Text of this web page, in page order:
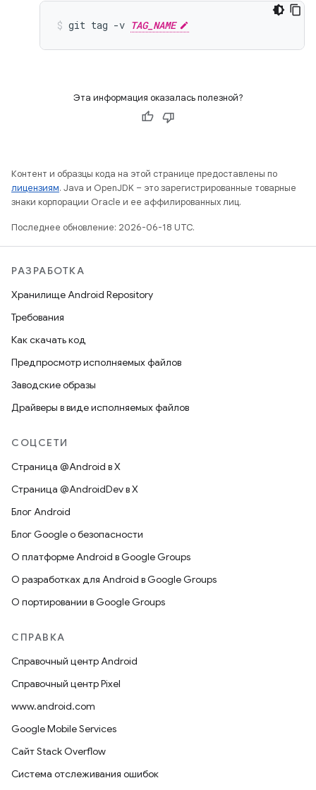
git tag -v TAG_NAME
Эта информация оказалась полезной?
Контент и образцы кода на этой странице предоставлены по
лицензиям. Java и OpenJDK – это зарегистрированные товарные
знаки корпорации Oracle и ее аффилированных лиц.
Последнее обновление: 2026-06-18 UTC.
РАЗРАБОТКА
Хранилище Android Repository
Требования
Как скачать код
Предпросмотр исполняемых файлов
Заводские образы
Драйверы в виде исполняемых файлов
СОЦСЕТИ
Страница @Android в X
Страница @AndroidDev в X
Блог Android
Блог Google о безопасности
О платформе Android в Google Groups
О разработках для Android в Google Groups
О портировании в Google Groups
СПРАВКА
Справочный центр Android
Справочный центр Pixel
www.android.com
Google Mobile Services
Сайт Stack Overflow
Система отслеживания ошибок